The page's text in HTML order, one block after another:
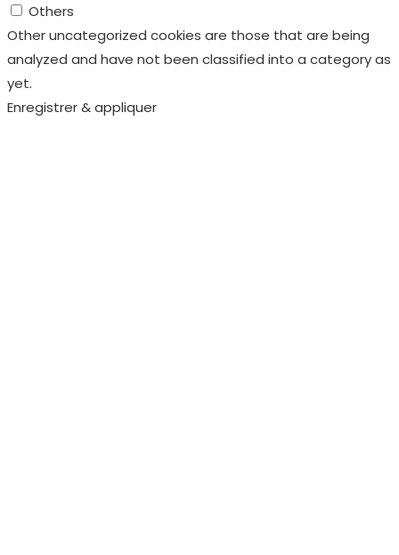
Others
Other uncategorized cookies are those that are being
analyzed and have not been classified into a category as
yet.
Enregistrer & appliquer